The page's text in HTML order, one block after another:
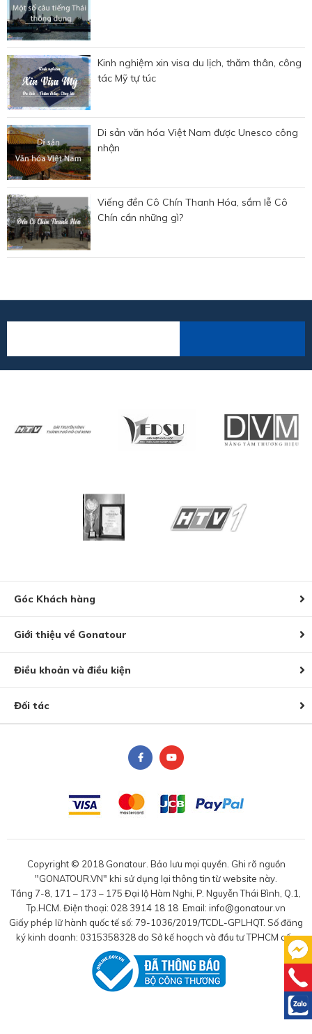
Kinh nghiệm xin visa du lịch, thăm thân, công
tác Mỹ tự túc
Di sản văn hóa Việt Nam được Unesco công
nhận
Viếng đền Cô Chín Thanh Hóa, sắm lễ Cô
Chín cần những gì?
Góc Khách hàng
Giới thiệu về Gonatour
Điều khoản và điều kiện
Đối tác
Copyright © 2018 Gonatour. Bảo lưu mọi quyền. Ghi rõ nguồn
"GONATOUR.VN" khi sử dụng lại thông tin từ website này.
Tầng 7-8, 171 – 173 – 175 Đại lộ Hàm Nghi, P. Nguyễn Thái Bình, Q.1,
Tp.HCM. Điện thoại: 028 3914 18 18 Email: info@gonatour.vn
Giấy phép lữ hành quốc tế số: 79-1036/2019/TCDL-GPLHQT. Số đăng
ký kinh doanh: 0315358328 do Sở kế hoạch và đầu tư TPHCM cấp